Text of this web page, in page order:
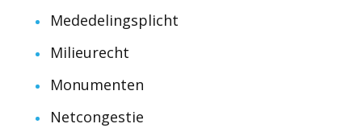
Mededelingsplicht
Milieurecht
Monumenten
Netcongestie